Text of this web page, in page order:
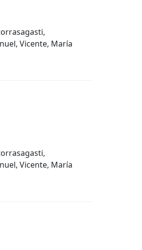
Vicente, María
Vicente, María